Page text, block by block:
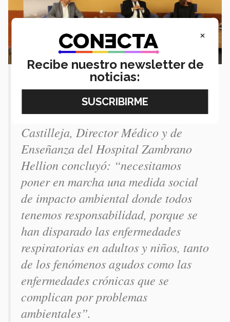
Ante este panorama persistente en
nuestra ciudad, el Dr. Fernando
Castilleja, Director Médico y de
Enseñanza del Hospital Zambrano
Hellion concluyó: “necesitamos
poner en marcha una medida social
de impacto ambiental donde todos
tenemos responsabilidad, porque se
han disparado las enfermedades
respiratorias en adultos y niños, tanto
de los fenómenos agudos como las
enfermedades crónicas que se
complican por problemas
ambientales”.
×
Recibe nuestro newsletter de
noticias: